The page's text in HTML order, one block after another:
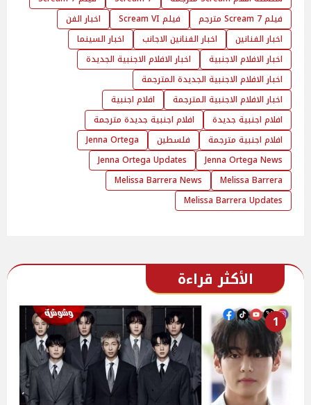
فيلم Scream 7 مترجم
فيلم Scream VI
اخبار الفن
اخبار الفنانين
اخبار الفنانين الاجانب
اخبار السينما
اخبار الافلام الاجنبية
اخبار الافلام الاجنبية الجديدة
اخبار الافلام الاجنبية الجديدة المترجمة
اخبار الافلام الاجنبية المترجمة
افلام اجنبية
افلام اجنبية جديدة
افلام اجنبية جديدة مترجمة
افلام اجنبية مترجمة
فلسطين
Jenna Ortega
Jenna Ortega News
Jenna Ortega Updates
Melissa Barrera
Melissa Barrera News
Melissa Barrera Updates
الأكثر قراءة
1